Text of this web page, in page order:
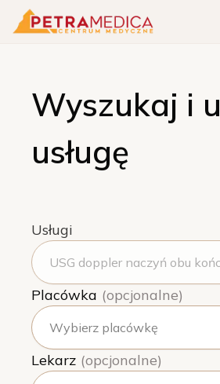
Wyszukaj i
usługę
Usługi
Placówka (opcjonalne)
Wybierz placówkę
Lekarz (opcjonalne)